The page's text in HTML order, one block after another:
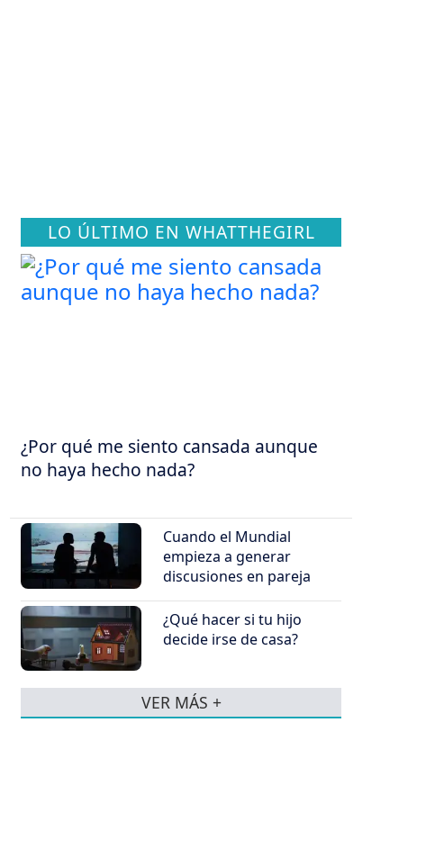
LO ÚLTIMO EN WHATTHEGIRL
¿Por qué me siento cansada aunque
no haya hecho nada?
Cuando el Mundial
empieza a generar
discusiones en pareja
¿Qué hacer si tu hijo
decide irse de casa?
VER MÁS +